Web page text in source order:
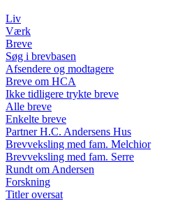
Liv
Værk
Breve
Søg i brevbasen
Afsendere og modtagere
Breve om HCA
Ikke tidligere trykte breve
Alle breve
Enkelte breve
Partner H.C. Andersens Hus
Brevveksling med fam. Melchior
Brevveksling med fam. Serre
Rundt om Andersen
Forskning
Titler oversat